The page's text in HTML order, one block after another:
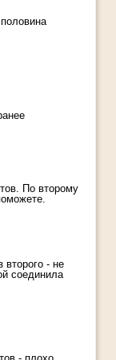
По второму
второго - не
соединила